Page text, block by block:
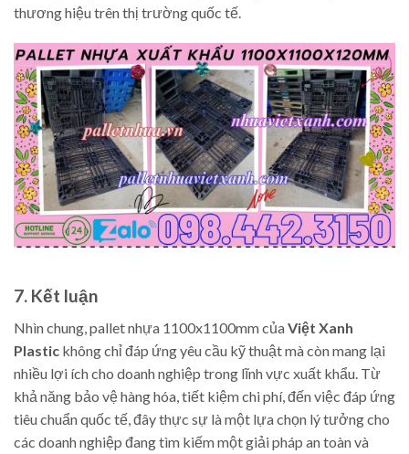
thương hiệu trên thị trường quốc tế.
7. Kết luận
Nhìn chung, pallet nhựa 1100x1100mm củaViệt Xanh
Plastic không chỉ đáp ứng yêu cầu kỹ thuật mà còn mang lại
nhiều lợi ích cho doanh nghiệp trong lĩnh vực xuất khẩu. Từ
khả năng bảo vệ hàng hóa, tiết kiệm chi phí, đến việc đáp ứng
tiêu chuẩn quốc tế, đây thực sự là một lựa chọn lý tưởng cho
các doanh nghiệp đang tìm kiếm một giải pháp an toàn và